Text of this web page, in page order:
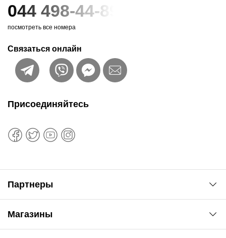
044 498-44-89
посмотреть все номера
Связаться онлайн
Магазины
Присоединяйтесь
Партнеры
Сервис колористам